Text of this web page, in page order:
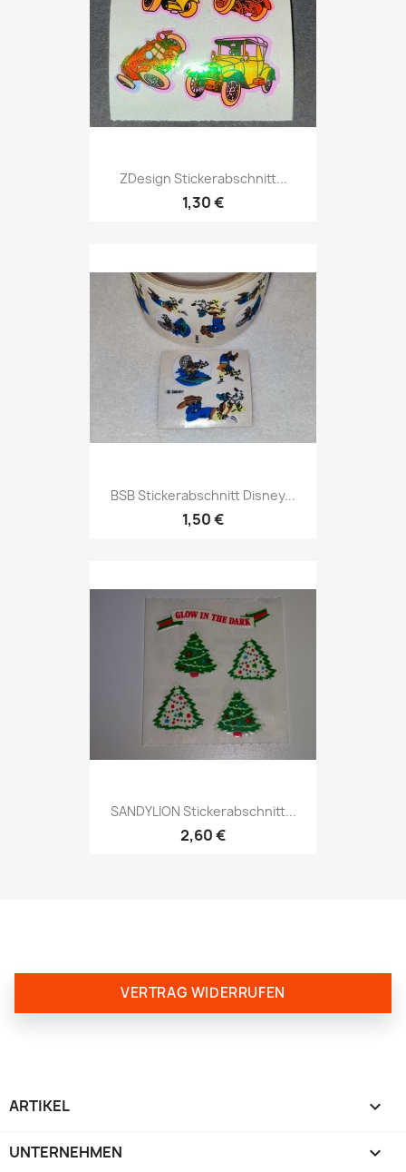
ZDesign Stickerabschnitt...
1,30 €
BSB Stickerabschnitt Disney...
1,50 €
SANDYLION Stickerabschnitt...
2,60 €
VERTRAG WIDERRUFEN
ARTIKEL 
UNTERNEHMEN 